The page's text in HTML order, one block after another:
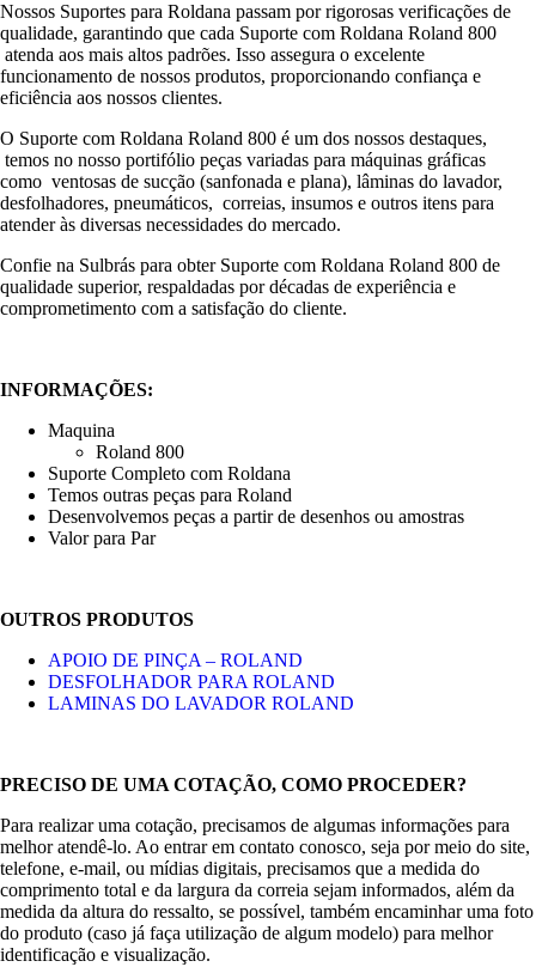
Nossos Suportes para Roldana passam por rigorosas verificações de
qualidade, garantindo que cada Suporte com Roldana Roland 800
atenda aos mais altos padrões. Isso assegura o excelente
funcionamento de nossos produtos, proporcionando confiança e
eficiência aos nossos clientes.
O Suporte com Roldana Roland 800 é um dos nossos destaques,
temos no nosso portifólio peças variadas para máquinas gráficas
como ventosas de sucção (sanfonada e plana), lâminas do lavador,
desfolhadores, pneumáticos, correias, insumos e outros itens para
atender às diversas necessidades do mercado.
Confie na Sulbrás para obter Suporte com Roldana Roland 800 de
qualidade superior, respaldadas por décadas de experiência e
comprometimento com a satisfação do cliente.
INFORMAÇÕES:
Maquina
Roland 800
Suporte Completo com Roldana
Temos outras peças para Roland
Desenvolvemos peças a partir de desenhos ou amostras
Valor para Par
OUTROS PRODUTOS
APOIO DE PINÇA – ROLAND
DESFOLHADOR PARA ROLAND
LAMINAS DO LAVADOR ROLAND
PRECISO DE UMA COTAÇÃO, COMO PROCEDER?
Para realizar uma cotação, precisamos de algumas informações para
melhor atendê-lo. Ao entrar em contato conosco, seja por meio do site,
telefone, e-mail, ou mídias digitais, precisamos que a medida do
comprimento total e da largura da correia sejam informados, além da
medida da altura do ressalto, se possível, também encaminhar uma foto
do produto (caso já faça utilização de algum modelo) para melhor
identificação e visualização.